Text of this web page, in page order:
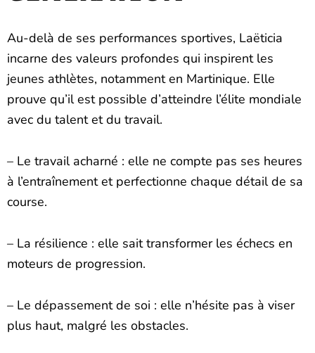
Au-delà de ses performances sportives, Laëticia
incarne des valeurs profondes qui inspirent les
jeunes athlètes, notamment en Martinique. Elle
prouve qu’il est possible d’atteindre l’élite mondiale
avec du talent et du travail.
– Le travail acharné : elle ne compte pas ses heures
à l’entraînement et perfectionne chaque détail de sa
course.
– La résilience : elle sait transformer les échecs en
moteurs de progression.
– Le dépassement de soi : elle n’hésite pas à viser
plus haut, malgré les obstacles.